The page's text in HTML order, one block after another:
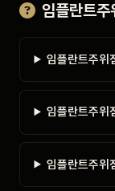
임플란트
임플란트주위
임플란트주위
임플란트주위